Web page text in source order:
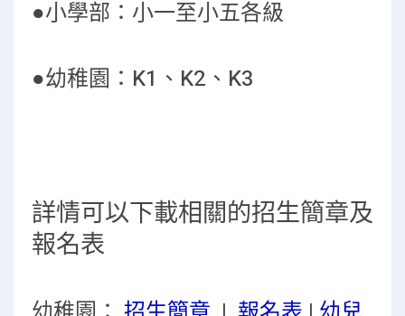
●小學部：小一至小五各級
●幼稚園：K1、K2、K3
詳情可以下載相關的招生簡章及
報名表